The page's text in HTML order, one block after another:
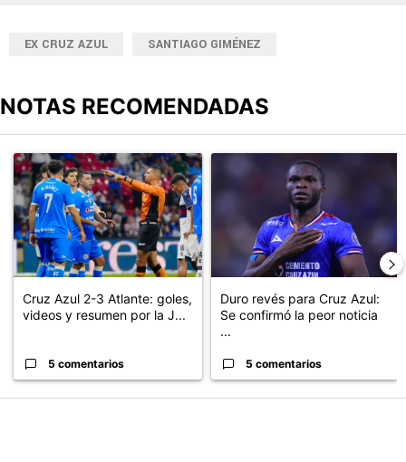
EX CRUZ AZUL SANTIAGO GIMÉNEZ
NOTAS RECOMENDADAS
PUBLICIDAD
Un artículo de tendencia con el título "Cruz Azul 2-3 Atlante:
Cruz Azul 2-3 Atlante: goles,
videos y resumen por la J...
5 comentarios
Un artículo de tendencia con
Duro revés para Cruz Azul:
Se confirmó la peor noticia
...
5 comentarios